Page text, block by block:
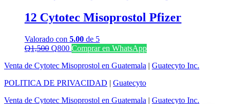
12 Cytotec Misoprostol Pfizer
Valorado con 5.00 de 5
Q1,500 El
original
Q1,500.
Q800El
actual
Q800.
Comprar en WhatsApp
Venta de Cytotec Misoprostol en Guatemala | Guatecyto Inc.
POLITICA DE PRIVACIDAD | Guatecyto
Venta de Cytotec Misoprostol en Guatemala | Guatecyto Inc.